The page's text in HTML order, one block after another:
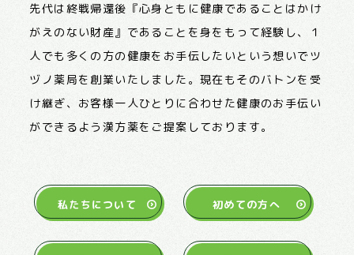
先代は終戦帰還後『心身ともに健康であることはかけ
がえのない財産』であることを身をもって経験し、１
人でも多くの方の健康をお手伝したいという想いでツ
ヅノ薬局を創業いたしました。現在もそのバトンを受
け継ぎ、お客様一人ひとりに合わせた健康のお手伝い
ができるよう漢方薬をご提案しております。
私たちについて 初めての方へ